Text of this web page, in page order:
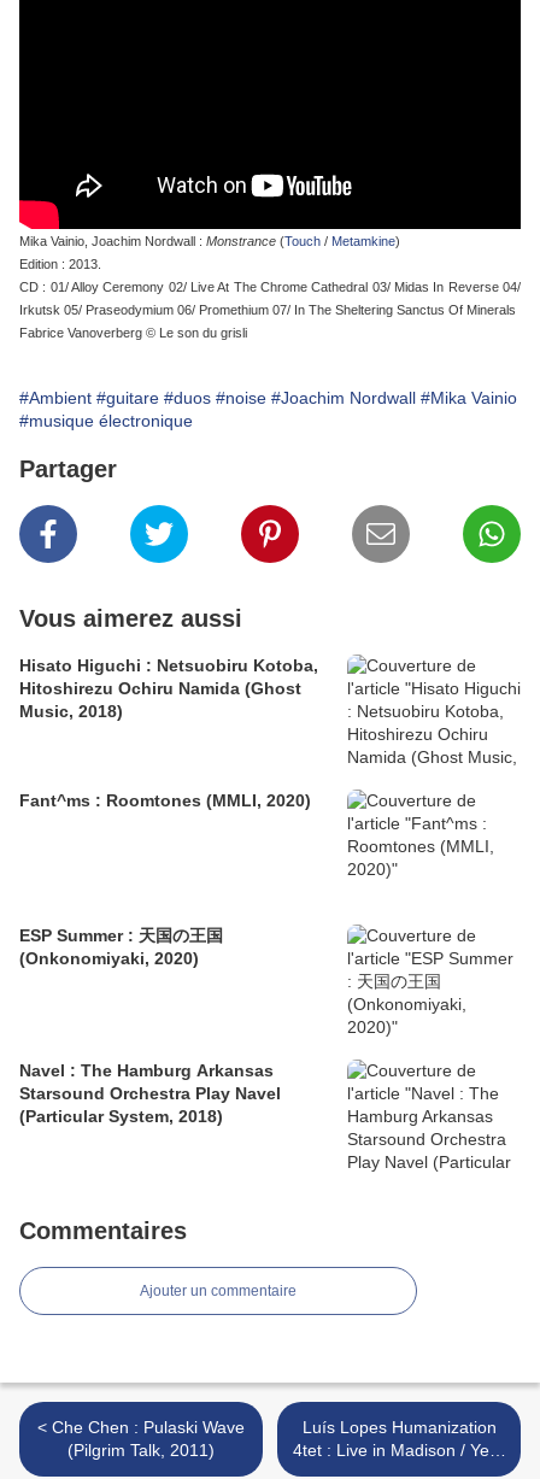
Mika Vainio, Joachim Nordwall : Monstrance (Touch / Metamkine)
Edition : 2013.
CD : 01/ Alloy Ceremony 02/ Live At The Chrome Cathedral 03/ Midas In Reverse 04/
Irkutsk 05/ Praseodymium 06/ Promethium 07/ In The Sheltering Sanctus Of Minerals
Fabrice Vanoverberg © Le son du grisli
#Ambient #guitare #duos #noise #Joachim Nordwall #Mika Vainio
#musique électronique
Partager
Vous aimerez aussi
Hisato Higuchi : Netsuobiru Kotoba,
Hitoshirezu Ochiru Namida (Ghost
Music, 2018)
Fant^ms : Roomtones (MMLI, 2020)
ESP Summer : 天国の王国
(Onkonomiyaki, 2020)
Navel : The Hamburg Arkansas
Starsound Orchestra Play Navel
(Particular System, 2018)
Commentaires
Ajouter un commentaire
< Che Chen : Pulaski Wave
(Pilgrim Talk, 2011)
Luís Lopes Humanization
4tet : Live in Madison / Yells
at Eels : Colorado at Clinton